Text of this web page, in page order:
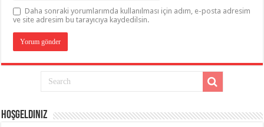
Daha sonraki yorumlarımda kullanılması için adım, e-posta adresim
ve site adresim bu tarayıcıya kaydedilsin.
Hoşgeldiniz